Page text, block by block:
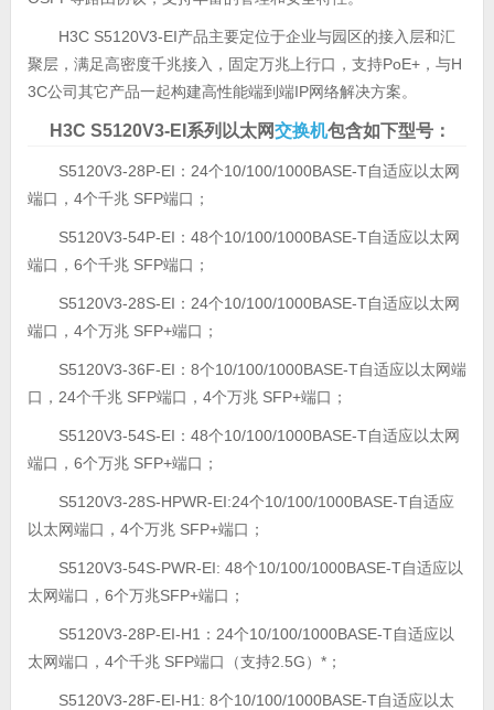
H3C S5120V3-EI产品主要定位于企业与园区的接入层和汇
聚层，满足高密度千兆接入，固定万兆上行口，支持PoE+，与H
3C公司其它产品一起构建高性能端到端IP网络解决方案。
H3C S5120V3-EI系列以太网交换机包含如下型号：
S5120V3-28P-EI：24个10/100/1000BASE-T自适应以太网
端口，4个千兆 SFP端口；
S5120V3-54P-EI：48个10/100/1000BASE-T自适应以太网
端口，6个千兆 SFP端口；
S5120V3-28S-EI：24个10/100/1000BASE-T自适应以太网
端口，4个万兆 SFP+端口；
S5120V3-36F-EI：8个10/100/1000BASE-T自适应以太网端
口，24个千兆 SFP端口，4个万兆 SFP+端口；
S5120V3-54S-EI：48个10/100/1000BASE-T自适应以太网
端口，6个万兆 SFP+端口；
S5120V3-28S-HPWR-EI:24个10/100/1000BASE-T自适应
以太网端口，4个万兆 SFP+端口；
S5120V3-54S-PWR-EI: 48个10/100/1000BASE-T自适应以
太网端口，6个万兆SFP+端口；
S5120V3-28P-EI-H1：24个10/100/1000BASE-T自适应以
太网端口，4个千兆 SFP端口（支持2.5G）*；
S5120V3-28F-EI-H1: 8个10/100/1000BASE-T自适应以太